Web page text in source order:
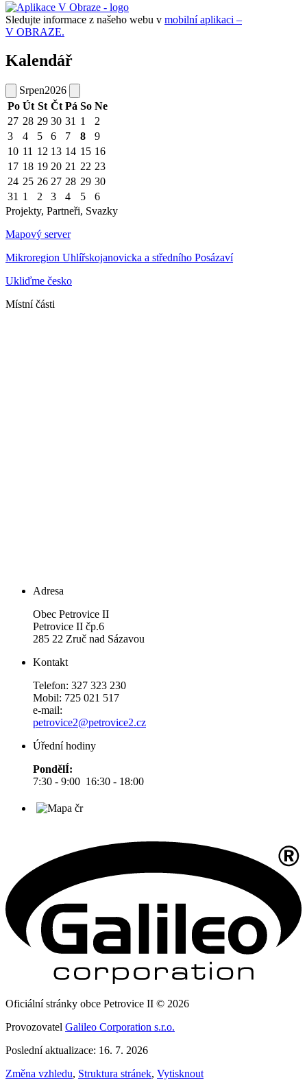
Sledujte informace z našeho webu v mobilní aplikaci –
V OBRAZE.
Kalendář
Srpen2026
Po Út St Čt Pá So Ne
27 28 29 30 31 1
2
3
4 5 6 7 8
9
10 11 12 13 14 15 16
17 18 19 20 21 22 23
24 25 26 27 28 29 30
31 1 2 3 4 5
6
Projekty, Partneři, Svazky
Mapový server
Mikroregion Uhlířskojanovicka a středního Posázaví
Ukliďme česko
Místní části
Adresa
Obec Petrovice II
Petrovice II čp.6
285 22 Zruč nad Sázavou
Kontakt
Telefon: 327 323 230
Mobil: 725 021 517
e-mail:
petrovice2@petrovice2.cz
Úřední hodiny
PondělÍ:
7:30 - 9:00 16:30 - 18:00
Oficiální stránky obce Petrovice II © 2026
Provozovatel Galileo Corporation s.r.o.
Poslední aktualizace: 16. 7. 2026
Změna vzhledu, Struktura stránek, Vytisknout